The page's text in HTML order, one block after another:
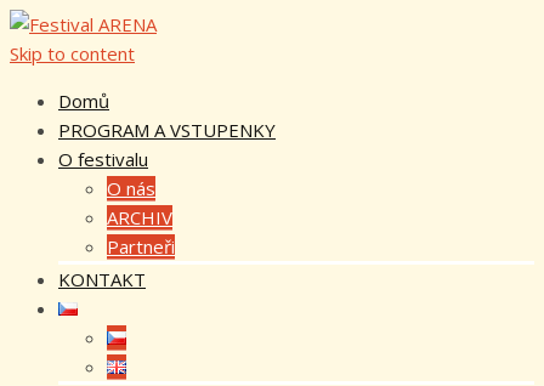
Skip to content
Domů
PROGRAM A VSTUPENKY
O festivalu
O nás
ARCHIV
Partneři
KONTAKT